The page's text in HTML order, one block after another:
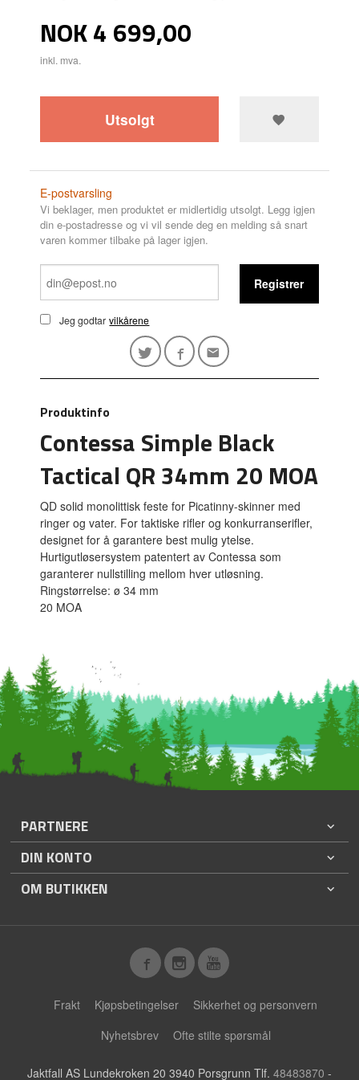
Pris
NOK4 699,00
inkl. mva.
Utsolgt
E-postvarsling
Vi beklager, men produktet er midlertidig utsolgt. Legg igjen
din e-postadresse og vi vil sende deg en melding så snart
varen kommer tilbake på lager igjen.
Jeg godtar vilkårene
Registrer
Produktinfo
Contessa Simple Black
Tactical QR 34mm 20 MOA
QD solid monolittisk feste for Picatinny-skinner med
ringer og vater. For taktiske rifler og konkurranserifler,
designet for å garantere best mulig ytelse.
Hurtigutløsersystem patentert av Contessa som
garanterer nullstilling mellom hver utløsning.
Ringstørrelse: ø 34 mm
20 MOA
PARTNERE
DIN KONTO
OM BUTIKKEN
Frakt Kjøpsbetingelser
Sikkerhet og personvern
Nyhetsbrev
Ofte stilte spørsmål
Jaktfall AS Lundekroken 20 3940 Porsgrunn Tlf. 48483870 -